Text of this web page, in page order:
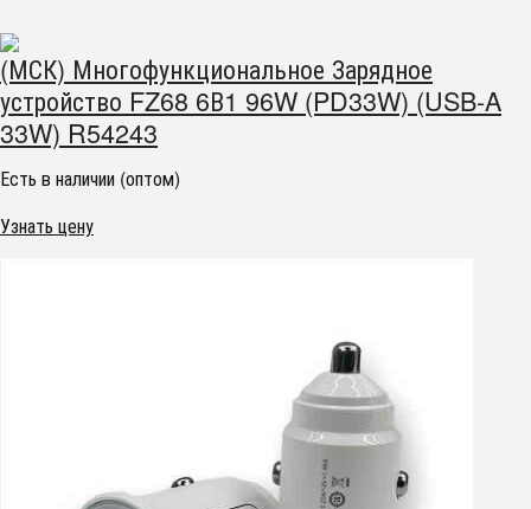
(МСК) Многофункциональное Зарядное
устройство FZ68 6В1 96W (PD33W) (USB-A
33W) R54243
Есть в наличии (оптом)
Узнать цену